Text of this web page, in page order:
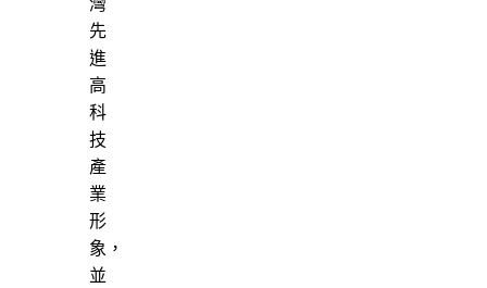
先
進
高
科
技
產
業
形
象，
並